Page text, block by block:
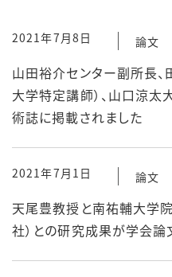
2021年7月8日 論文
山田裕介センター副所長
大学特定講師）、山口涼
術誌に掲載されました
2021年7月1日 論文
天尾豊教授と南祐輔大学
社）との研究成果が学会